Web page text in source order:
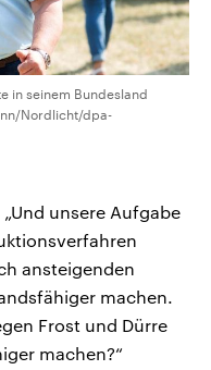
in seinem Bundesland
Nordlicht/dpa-
unsere Aufgabe
ansteigenden
machen.
Frost und Dürre
machen?“